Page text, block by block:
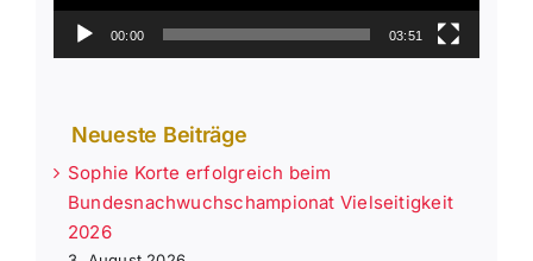
00:00 03:51
Neueste Beiträge
Sophie Korte erfolgreich beim
Bundesnachwuchschampionat Vielseitigkeit
2026